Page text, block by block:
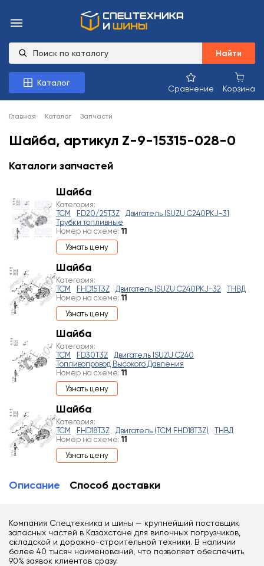
Найти
Каталог
Сравнение Корзина
Главная Каталог Запчасти
Шайба, артикул Z-9-15315-028-0
Каталоги запчастей
Шайба
Категория:
TCM
FD20/25T3Z
Двигатель ISUZU C240PKJ-31
Трубки топливные
Номер на схеме: 11
Узнать цену
Шайба
Категория:
TCM
FHD15T3Z Двигатель ISUZU C240PKJ-32
ТНВД
Номер на схеме: 11
Узнать цену
Шайба
Категория:
TCM
FD30T3Z
Двигатель ISUZU C240
Топливопровод Высокого Давления
Номер на схеме: 11
Узнать цену
Шайба
Категория:
TCM
FHD18T3Z Двигатель (TCM FHD18T3Z)
ТНВД
Номер на схеме: 11
Узнать цену
Описание Способ доставки
Компания Спецтехника и шины — крупнейший поставщик
запасных частей в Казахстане для вилочных погрузчиков,
складской и дорожно-строительной техники. В наличии
более 40 тысяч наименований, что позволяет обеспечить
90% заявок клиентов сразу.